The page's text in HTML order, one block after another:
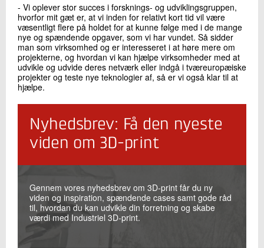
- Vi oplever stor succes i forsknings- og udviklingsgruppen,
hvorfor mit gæt er, at vi inden for relativt kort tid vil være
væsentligt flere på holdet for at kunne følge med i de mange
nye og spændende opgaver, som vi har vundet. Så sidder
man som virksomhed og er interesseret i at høre mere om
projekterne, og hvordan vi kan hjælpe virksomheder med at
udvikle og udvide deres netværk eller indgå i tværeuropæiske
projekter og teste nye teknologier af, så er vi også klar til at
hjælpe.
Nyhedsbrev: Få den nyeste
viden om 3D-print
Gennem vores nyhedsbrev om 3D-print får du ny
viden og inspiration, spændende cases samt gode råd
til, hvordan du kan udvikle din forretning og skabe
værdi med Industriel 3D-print.